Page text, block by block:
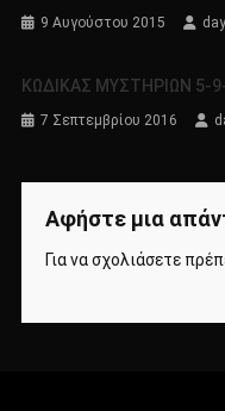
9 Αυγούστου 2015
ΚΩΔΙΚΑΣ ΜΥΣΤΗΡΙΩΝ 5-
7 Σεπτεμβρίου 2016
Αφήστε μια
Για να σχολιάσετε